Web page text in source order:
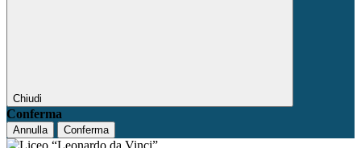
Chiudi
Conferma
Annulla Conferma